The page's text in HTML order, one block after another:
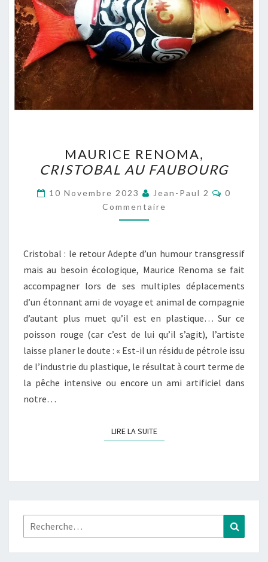
RENOMA,
CRISTOBAL
AU
FAUBOURG
MAURICE RENOMA,
CRISTOBAL AU FAUBOURG
10 Novembre 2023 Jean-Paul 2
0
Commentaire
Cristobal : le retour Adepte d’un humour transgressif
mais au besoin écologique, Maurice Renoma se fait
accompagner lors de ses multiples déplacements
d’un étonnant ami de voyage et animal de compagnie
d’autant plus muet qu’il est en plastique… Sur ce
poisson rouge (car c’est de lui qu’il s’agit), l’artiste
laisse planer le doute : « Est-il un résidu de pétrole issu
de l’industrie du plastique, le résultat à court terme de
la pêche intensive ou encore un ami artificiel dans
notre…
LIRE LA SUITELIRE LA SUITE
Rechercher :